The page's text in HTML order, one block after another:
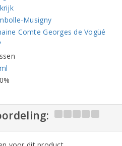
Musigny
Comte Georges de Vogüé